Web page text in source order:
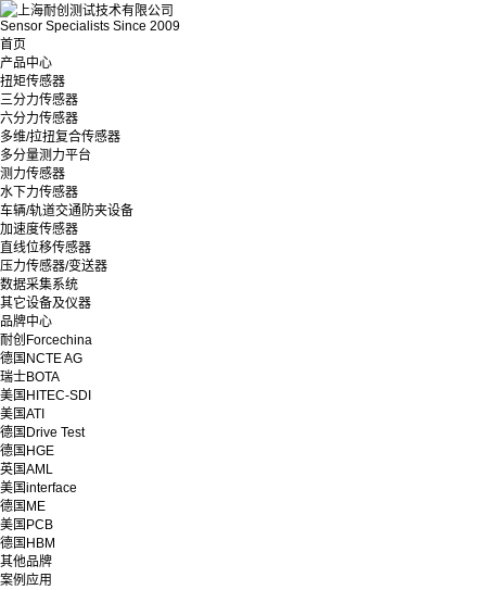
Sensor Specialists Since 2009
首页
产品中心
扭矩传感器
三分力传感器
六分力传感器
多维/拉扭复合传感器
多分量测力平台
测力传感器
水下力传感器
车辆/轨道交通防夹设备
加速度传感器
直线位移传感器
压力传感器/变送器
数据采集系统
其它设备及仪器
品牌中心
耐创Forcechina
德国NCTE AG
瑞士BOTA
美国HITEC-SDI
美国ATI
德国Drive Test
德国HGE
英国AML
美国interface
德国ME
美国PCB
德国HBM
其他品牌
案例应用